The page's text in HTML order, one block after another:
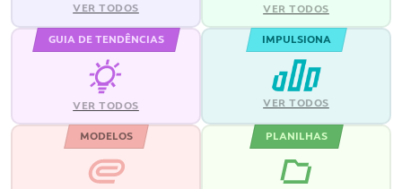
VER TODOS VER TODOS
GUIA DE TENDÊNCIAS
VER TODOS
IMPULSIONA
VER TODOS
MODELOS PLANILHAS